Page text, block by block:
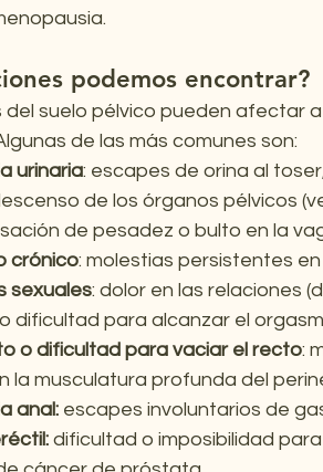
podemos encontrar?
del suelo pélvico pueden afectar
de las más comunes son:
urinaria: escapes de orina al
de los órganos pélvicos
de pesadez o bulto en la
crónico: molestias persistentes
sexuales: dolor en las relaciones
dificultad para alcanzar el
o dificultad para vaciar el recto:
la musculatura profunda del
anal: escapes involuntarios de
dificultad o imposibilidad